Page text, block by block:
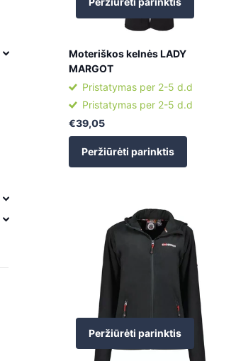
Moteriškos kelnės LADY
MARGOT
Pristatymas per 2-5 d.d
Pristatymas per 2-5 d.d
€39,05
Peržiūrėti parinktis
Peržiūrėti parinktis